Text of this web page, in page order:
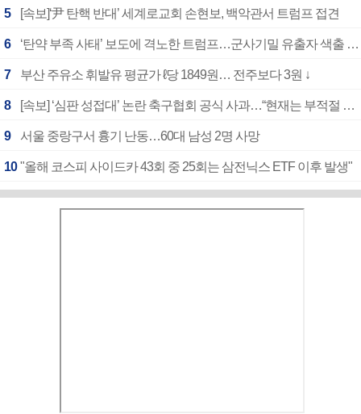
5 [속보]‘尹 탄핵 반대’ 세계로교회 손현보, 백악관서 트럼프 접견
6 ‘탄약 부족 사태’ 보도에 격노한 트럼프…군사기밀 유출자 색출 지시
7 부산 주유소 휘발유 평균가 ℓ당 1849원… 전주보다 3원 ↓
8 [속보] ‘심판 성접대’ 논란 축구협회 공식 사과…“현재는 부적절 행위 없어”
9 서울 중랑구서 흉기 난동…60대 남성 2명 사망
10 "올해 코스피 사이드카 43회 중 25회는 삼전닉스 ETF 이후 발생"